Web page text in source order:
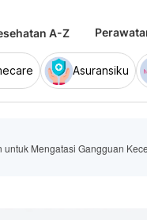
A-Z
Asuransiku
Mengatasi Gangguan